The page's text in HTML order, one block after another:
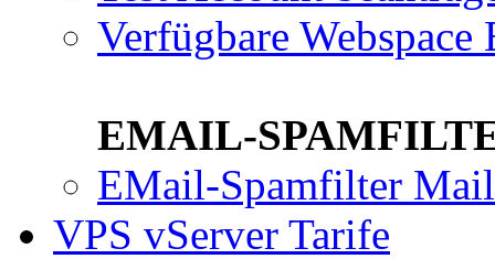
Verfügbare
EMAIL-
EMail-Spamfilter
VPS vServer Tarife